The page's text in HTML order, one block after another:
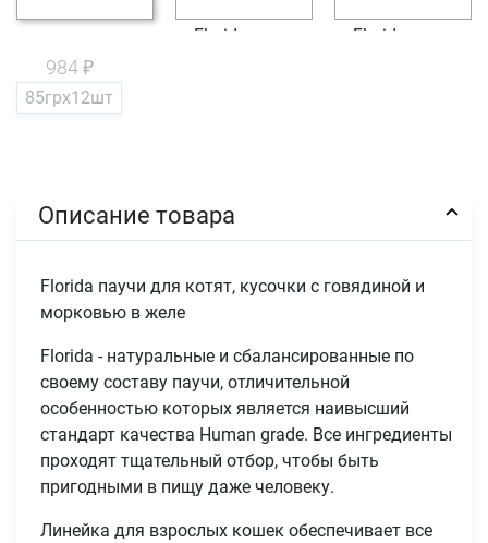
984 ₽
85грх12шт
Описание товара
Florida паучи для котят, кусочки с говядиной и
морковью в желе
Florida - натуральные и сбалансированные по
своему составу паучи, отличительной
особенностью которых является наивысший
стандарт качества Human grade. Все ингредиенты
проходят тщательный отбор, чтобы быть
пригодными в пищу даже человеку.
Линейка для взрослых кошек обеспечивает все